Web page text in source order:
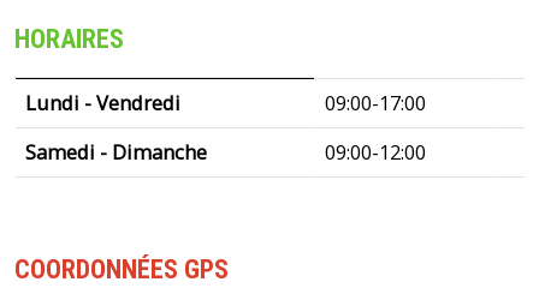
HORAIRES
Jour
Plage horaire
Commentaire
Lundi - Vendredi
09:00-17:00
Samedi - Dimanche
09:00-12:00
COORDONNÉES GPS